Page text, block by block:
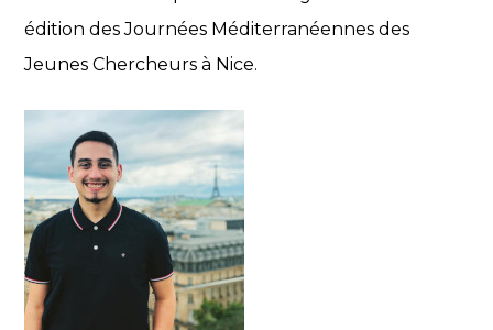
édition des Journées Méditerranéennes des
Jeunes Chercheurs à Nice.